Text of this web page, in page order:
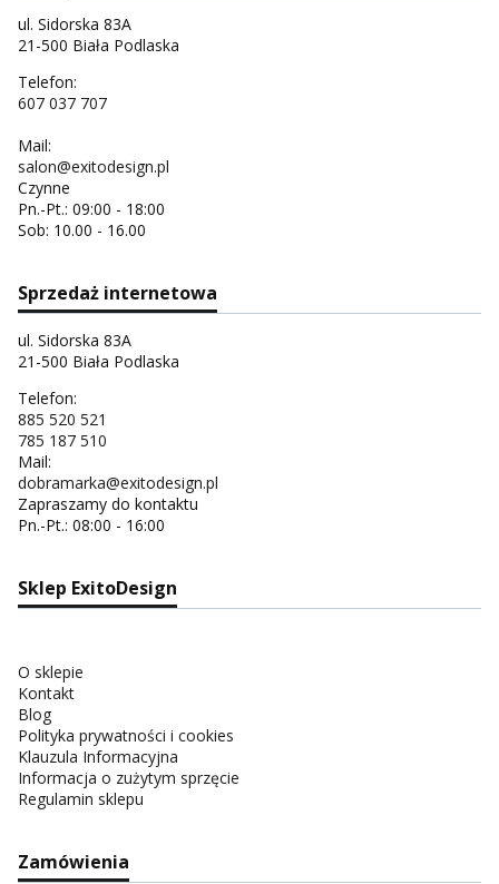
ul. Sidorska 83A
21-500 Biała Podlaska
Telefon:
607 037 707
Mail:
salon@exitodesign.pl
Czynne
Pn.-Pt.: 09:00 - 18:00
Sob: 10.00 - 16.00
Sprzedaż internetowa
ul. Sidorska 83A
21-500 Biała Podlaska
Telefon:
885 520 521
785 187 510
Mail:
dobramarka@exitodesign.pl
Zapraszamy do kontaktu
Pn.-Pt.: 08:00 - 16:00
Sklep ExitoDesign
O sklepie
Kontakt
Blog
Polityka prywatności i cookies
Klauzula Informacyjna
Informacja o zużytym sprzęcie
Regulamin sklepu
Zamówienia